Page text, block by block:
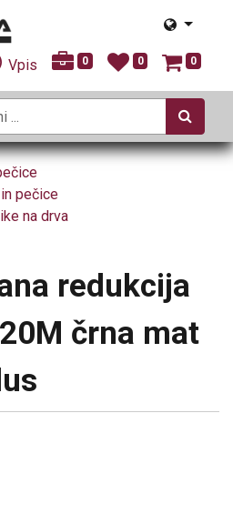
Vpis 0 0 0
pečice
na drva
redukcija
črna mat